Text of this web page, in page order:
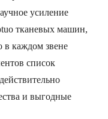
усиление
тканевых машин,
в каждом звене
список
действительно
и выгодные